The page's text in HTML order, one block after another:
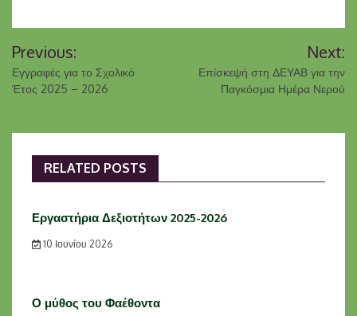
Previous:
Εγγραφές για το Σχολικό
Έτος 2025 – 2026
Next:
Επίσκεψή στη ΔΕΥΑΒ για την
Παγκόσμια Ημέρα Νερού
RELATED POSTS
Εργαστήρια Δεξιοτήτων 2025-2026
10 Ιουνίου 2026
Ο μύθος του Φαέθοντα